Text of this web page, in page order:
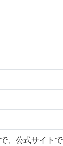
、公式サイトで